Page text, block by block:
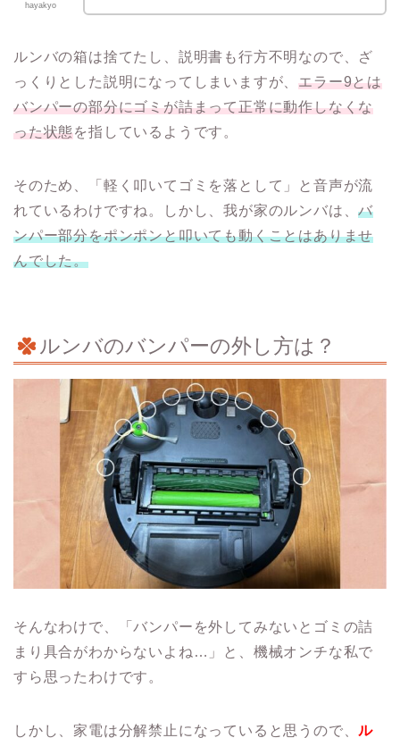
hayakyo
ルンバの箱は捨てたし、説明書も行方不明なので、ざ
っくりとした説明になってしまいますが、エラー9とは
バンパーの部分にゴミが詰まって正常に動作しなくな
った状態を指しているようです。
そのため、「軽く叩いてゴミを落として」と音声が流
れているわけですね。しかし、我が家のルンバは、バ
ンパー部分をポンポンと叩いても動くことはありませ
んでした。
ルンバのバンパーの外し方は？
そんなわけで、「バンパーを外してみないとゴミの詰
まり具合がわからないよね…」と、機械オンチな私で
すら思ったわけです。
しかし、家電は分解禁止になっていると思うので、ル